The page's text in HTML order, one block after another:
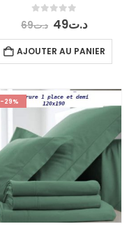
0 out of 5د.ت69 Le
prix
initial
était :
د.ت69.
د.ت49 Le
prix
actuel
est :
AJOUTER AU PANIER
-29%